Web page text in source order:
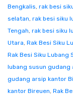
Bengkalis, rak besi
selatan, rak besi siku
Tengah, rak besi siku
Utara, Rak Besi Siku
Rak Besi Siku Lubang
lubang susun gudang
gudang arsip kantor
kantor Bireuen, Rak